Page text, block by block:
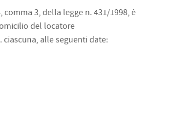
3, della legge n. 431/1998, è
del locatore
alle seguenti date: